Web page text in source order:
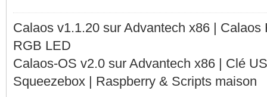
Calaos v1.1.20 sur Advantech x86 |
RGB LED
Calaos-OS v2.0 sur Advantech x86 | Clé
Squeezebox | Raspberry & Scripts maison